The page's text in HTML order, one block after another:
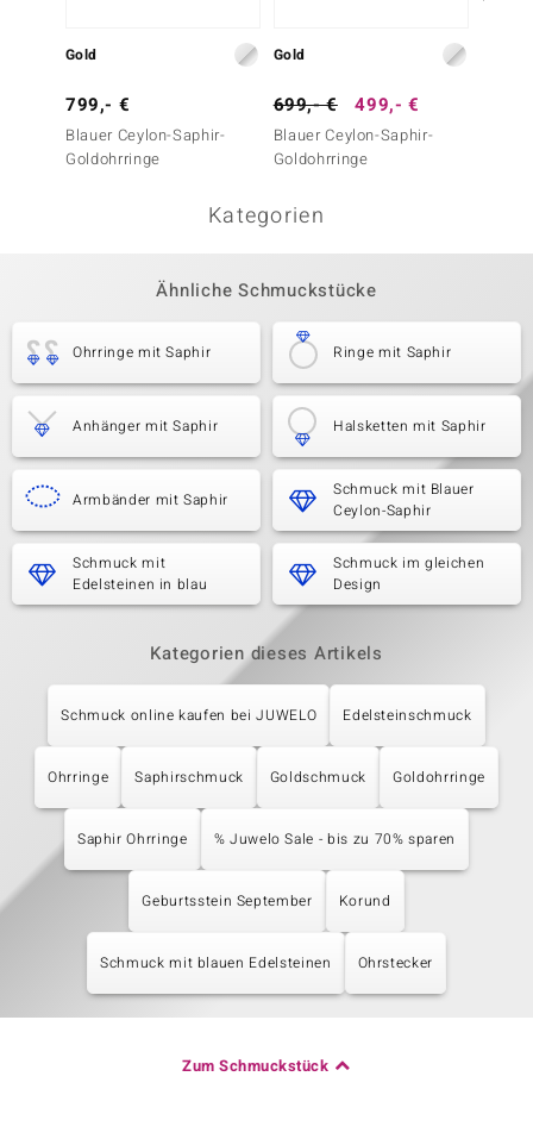
Gold
799,- €
Blauer Ceylon-Saphir-
Goldohrringe
Gold
699,- € 499,- €
Blauer Ceylon-Saphir-
Goldohrringe
Kategorien
Ähnliche Schmuckstücke
Ohrringe mit Saphir Ringe mit Saphir
Anhänger mit Saphir Halsketten mit Saphir
Armbänder mit Saphir
Schmuck mit Blauer
Ceylon-Saphir
Schmuck mit
Edelsteinen in blau
Schmuck im gleichen
Design
Kategorien dieses Artikels
Schmuck online kaufen bei JUWELO Edelsteinschmuck
Ohrringe Saphirschmuck Goldschmuck Goldohrringe
Saphir Ohrringe % Juwelo Sale - bis zu 70% sparen
Geburtsstein September Korund
Schmuck mit blauen Edelsteinen Ohrstecker
Zum Schmuckstück